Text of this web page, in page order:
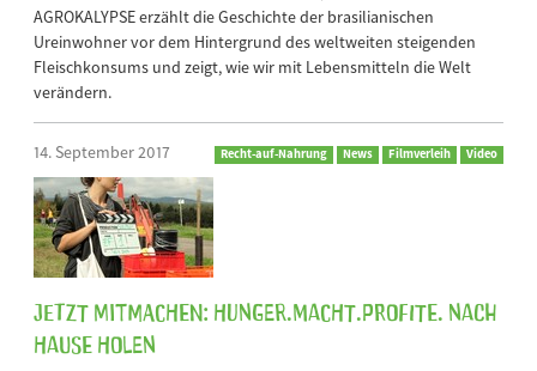
AGROKALYPSE erzählt die Geschichte der brasilianischen
Ureinwohner vor dem Hintergrund des weltweiten steigenden
Fleischkonsums und zeigt, wie wir mit Lebensmitteln die Welt
verändern.
14. September 2017 Recht-auf-Nahrung News Filmverleih Video
Jetzt mitmachen: Hunger.Macht.Profite. nach
Hause holen